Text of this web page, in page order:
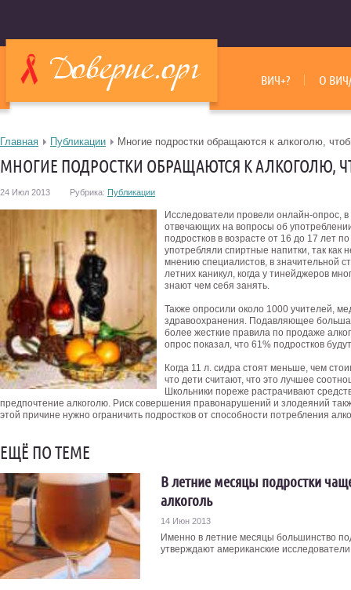
ВИЧ+? О
Главная Публикации Многие подростки обращаются к алкоголю,
МНОГИЕ ПОДРОСТКИ ОБРАЩАЮТСЯ К АЛКОГОЛЮ,
24 Июл 2013 Рубрика: Публикации
Исследователи провели онлайн-опрос,
отвечающих на вопросы об
подростков в возрасте от 16 до 17 лет
употребляли спиртные напитки, так как
мнению специалистов, в значительной
летних каникул, когда у тинейджеров
знают чем себя занять.
Также опросили около 1000 учителей,
здравоохранения. Подавляющее
более жесткие правила по продаже
опрос показал, что 61% подростков
Когда 11 л. сидра стоят меньше, чем
что дети считают, что это лучшее
Школьники пореже растрачивают
предпочтение алкоголю. Риск совершения правонарушений и злодеяний
этой причине нужно ограничить подростков от способности потребления
ЕЩЁ ПО ТЕМЕ
В летние месяцы подростки
алкоголь
14 Июн 2013
Именно в летние месяцы большинство
утверждают американские